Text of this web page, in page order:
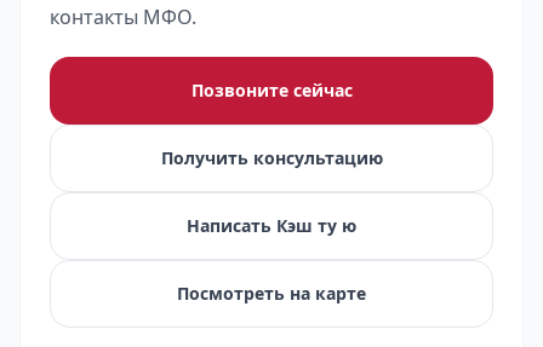
контакты МФО.
Позвоните сейчас
Получить консультацию
Написать Кэш ту ю
Посмотреть на карте